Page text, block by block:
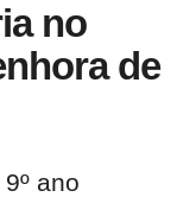
no
de
ano